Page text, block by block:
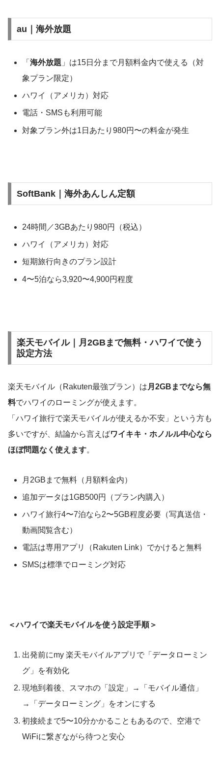
au｜海外放題
「海外放題 」は15日分まで月額料金内で使える（対
象プラン限定）
ハワイ（アメリカ）対応
電話・SMSも利用可能
対象プラン外は1日あたり980円〜の料金が発生
SoftBank｜海外あんしん定額
24時間／3GBあたり980円（税込）
ハワイ（アメリカ）対応
短期旅行向きのプラン設計
4〜5泊なら3,920〜4,900円程度
楽天モバイル｜月2GBまで無料・ハワイで使う
設定方法
楽天モバイル（Rakuten最強プラン）は 月2GBまでなら無
料でハワイのローミングが使えます。
「ハワイ旅行で楽天モバイルが使えるか不安」という方も
多いですが、結論から言えばワイキキ・ホノルル中心なら
ほぼ問題なく使えます。
月2GBまで無料（月額料金内）
追加データは1GB500円（プラン内購入）
ハワイ旅行4〜7泊なら2〜5GB程度必要（写真送信・
動画閲覧含む）
電話は専用アプリ（Rakuten Link）でかけると無料
SMSは標準でローミング対応
＜ハワイで楽天モバイルを使う設定手順＞
出発前にmy 楽天モバイルアプリで「データローミン
グ」を有効化
現地到着後、スマホの「設定」→「モバイル通信」
→「データローミング」をオンにする
初接続まで5〜10分かかることもあるので、空港で
WiFiに繋ぎながら待つと安心